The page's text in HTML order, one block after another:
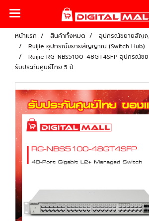
หน้าแรก สินค้าทั้งหมด
อุปกรณ์ขยายสัญ
Ruijie อุปกรณ์ขยายสัญญาณ (Switch Hub)
Ruijie RG-NBS5100-48GT4SFP อุปกรณ์
รับประกันศูนย์ไทย 5 ปี